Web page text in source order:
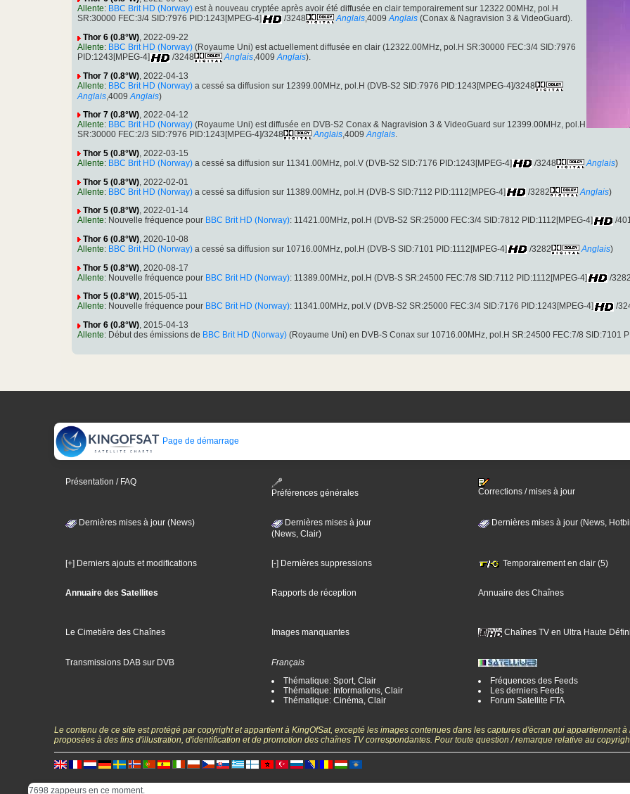
Allente: BBC Brit HD (Norway) est à nouveau cryptée après avoir été diffusée en clair temporairement sur 12322.00MHz, pol.H
SR:30000 FEC:3/4 SID:7976 PID:1243[MPEG-4]
/3248 Anglais,4009 Anglais (Conax & Nagravision 3 & VideoGuard).
Thor 6 (0.8°W), 2022-09-22
Allente: BBC Brit HD (Norway) (Royaume Uni) est actuellement diffusée en clair (12322.00MHz, pol.H SR:30000 FEC:3/4 SID:7976
PID:1243[MPEG-4]
/3248 Anglais,4009 Anglais).
Thor 7 (0.8°W), 2022-04-13
Allente: BBC Brit HD (Norway) a cessé sa diffusion sur 12399.00MHz, pol.H (DVB-S2 SID:7976 PID:1243[MPEG-4]/3248
Anglais,4009 Anglais)
Thor 7 (0.8°W), 2022-04-12
Allente: BBC Brit HD (Norway) (Royaume Uni) est diffusée en DVB-S2 Conax & Nagravision 3 & VideoGuard sur 12399.00MHz, pol.H
SR:30000 FEC:2/3 SID:7976 PID:1243[MPEG-4]/3248
Anglais,4009 Anglais.
Thor 5 (0.8°W) , 2022-03-15
Allente: BBC Brit HD (Norway) a cessé sa diffusion sur 11341.00MHz, pol.V (DVB-S2 SID:7176 PID:1243[MPEG-4] /3248 Anglais)
Thor 5 (0.8°W) , 2022-02-01
Allente: BBC Brit HD (Norway) a cessé sa diffusion sur 11389.00MHz, pol.H (DVB-S SID:7112 PID:1112[MPEG-4] /3282 Anglais)
Thor 5 (0.8°W), 2022-01-14
Allente: Nouvelle fréquence pour BBC Brit HD (Norway): 11421.00MHz, pol.H (DVB-S2 SR:25000 FEC:3/4 SID:7812 PID:1112[MPEG-4]
/
Thor 6 (0.8°W) , 2020-10-08
Allente: BBC Brit HD (Norway) a cessé sa diffusion sur 10716.00MHz, pol.H (DVB-S SID:7101 PID:1112[MPEG-4] /3282 Anglais)
Thor 5 (0.8°W) , 2020-08-17
Allente: Nouvelle fréquence pour BBC Brit HD (Norway): 11389.00MHz, pol.H (DVB-S SR:24500 FEC:7/8 SID:7112 PID:1112[MPEG-4]
/
Thor 5 (0.8°W), 2015-05-11
Allente: Nouvelle fréquence pour BBC Brit HD (Norway): 11341.00MHz, pol.V (DVB-S2 SR:25000 FEC:3/4 SID:7176 PID:1243[MPEG-4]
/
Thor 6 (0.8°W), 2015-04-13
Allente: Début des émissions de BBC Brit HD (Norway) (Royaume Uni) en DVB-S Conax sur 10716.00MHz, pol.H SR:24500 FEC:7/8 SID:7101
Page de démarrage
Présentation / FAQ
Préférences générales
Corrections / mises à jour
Dernières mises à jour (News)
Dernières mises à jour
(News, Clair)
Dernières mises à jour (News,
[+] Derniers ajouts et modifications [-] Dernières suppressions Temporairement en clair (5)
Annuaire des Satellites Rapports de réception Annuaire des Chaînes
Le Cimetière des Chaînes Images manquantes Chaînes TV en Ultra Haute
Transmissions DAB sur DVB
Français
Thématique: Sport, Clair
Thématique: Informations, Clair
Thématique: Cinéma, Clair
Fréquences des Feeds
Les derniers Feeds
Forum Satellite FTA
Le contenu de ce site est protégé par copyright et appartient à KingOfSat, excepté les images contenues dans les captures d'écran qui appartiennent
proposées à des fins d'illustration, d'identification et de promotion des chaînes TV correspondantes. Pour toute question / remarque relative au
7698 zappeurs en ce moment.